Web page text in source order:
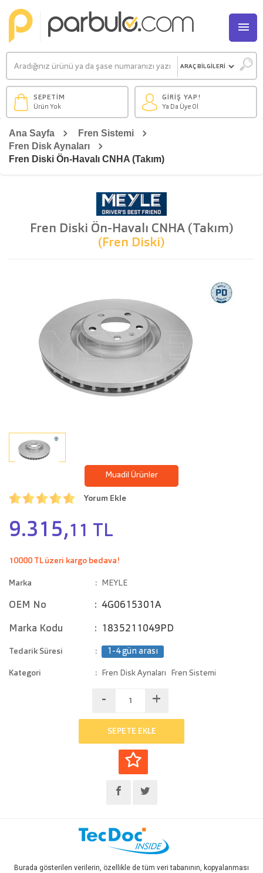
SEPETİM
Ürün Yok
GİRİŞ YAP!
Ya Da Üye Ol
Ana Sayfa
Fren Sistemi
Fren Disk Aynaları
Fren Diski Ön-Havalı CNHA (Takım)
Fren Diski Ön-Havalı CNHA (Takım)
(Fren Diski)
Muadil Ürünler
Yorum Ekle
9.315,11 TL
10000 TL üzeri kargo bedava!
Marka MEYLE
OEM No 4G0615301A
Marka Kodu 1835211049PD
Tedarik Süresi 1-4 gün arası
Kategori Fren Disk Aynaları Fren Sistemi
- +
SEPETE EKLE
Burada gösterilen verilerin, özellikle de tüm veri tabanının, kopyalanması